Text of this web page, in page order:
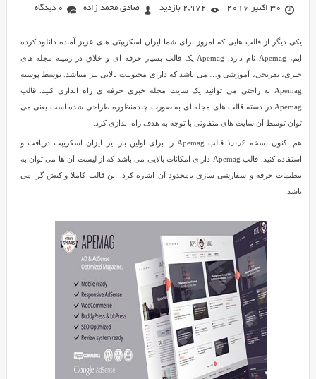
30 اکتبر 2016 2,972 بازدید صادق محمد زاده 0 دیدگاه
یکی دیگر از قالب هایی که امروز برای شما ایران اسکریپتی های عزیز آماده دانلود کرده
ایم، Apemag نام دارد. Apemag یک قالب بسیار حرفه ای و خلاق در زمینه مجله های
خبری، تفریحی، آموزشی و… می باشد که دارای محبوبیت بالایی نیز میباشد. توسط پوسته
Apemag به راحتی می توانید یک سایت مجله خبری حرفه ی راه اندازی کنید. قالب
Apemag در دسته قالب های مجله ای به صورت چندمنظوره طراحی شده است یعنی می
توان توسط آن سایت های متفاوتی با توجه به هدف راه اندازی کرد.
هم اکنون نسخه ۱٫۰٫۶ قالب Apemag را برای اولین بار ایز ایزان اسکریپت دریافت و
استفاده کنید. قالب Apemag دارای امکانات بالایی می باشد که از لیست آن ها می توان به
تنظیمات حرفه و سفارشی سازی نامحدود آن اشاره کرد. این قالب کاملا واکنش گرا می
باشد.